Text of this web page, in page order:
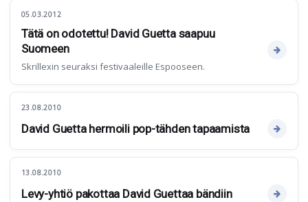
05.03.2012
Tätä on odotettu! David Guetta saapuu
Suomeen
Skrillexin seuraksi festivaaleille Espooseen.
23.08.2010
David Guetta hermoili pop-tähden tapaamista
13.08.2010
Levy-yhtiö pakottaa David Guettaa bändiin